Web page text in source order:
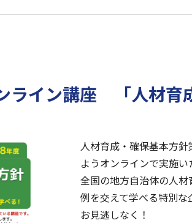
イン講座 「人材育
人材育成・確保基本方
ようオンラインで実施い
全国の地方自治体の人
例を交えて学べる特別
お見逃しなく！